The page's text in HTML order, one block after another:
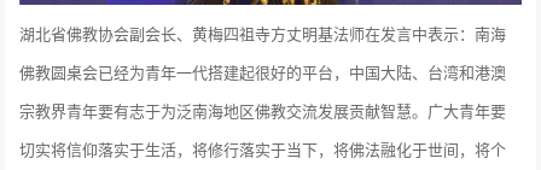
湖北省佛教协会副会长、黄梅四祖寺方丈明基法师在发言中表示：南海
佛教圆桌会已经为青年一代搭建起很好的平台，中国大陆、台湾和港澳
宗教界青年要有志于为泛南海地区佛教交流发展贡献智慧。广大青年要
切实将信仰落实于生活，将修行落实于当下，将佛法融化于世间，将个